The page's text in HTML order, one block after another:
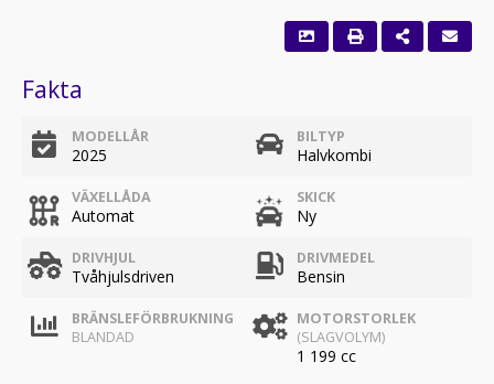
Fakta
MODELLÅR
2025
BILTYP
Halvkombi
VÄXELLÅDA
Automat
SKICK
Ny
DRIVHJUL
Tvåhjulsdriven
DRIVMEDEL
Bensin
BRÄNSLEFÖRBRUKNING
BLANDAD
MOTORSTORLEK
(SLAGVOLYM)
1 199 cc